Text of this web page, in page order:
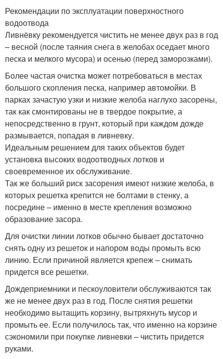
Рекомендации по эксплуатации поверхностного
водоотвода
Ливнёвку рекомендуется чистить не менее двух раз в год
– весной (после таяния снега в желобах оседает много
песка и мелкого мусора) и осенью (перед заморозками).
Более частая очистка может потребоваться в местах
большого скопления песка, например автомойки. В
парках зачастую узки и низкие желоба наглухо засорены,
так как смонтированы не в твердое покрытие, а
непосредственно в грунт, который при каждом дожде
размывается, попадая в ливневку.
Идеальным решением для таких объектов будет
установка высоких водоотводных лотков и
своевременное их обслуживание.
Так же больший риск засорения имеют низкие желоба, в
которых решетка крепится не болтами в стенку, а
посредине – именно в месте крепления возможно
образование засора.
Для очистки линии лотков обычно бывает достаточно
снять одну из решеток и напором воды промыть всю
линию. Если причиной является крепеж – снимать
придется все решетки.
Дождеприемники и пескоуловители обслуживаются так
же не менее двух раз в год. После снятия решетки
необходимо вытащить корзину, вытряхнуть мусор и
промыть ее. Если получилось так, что именно на корзине
сэкономили при покупке ливневки – чистить придется
руками.